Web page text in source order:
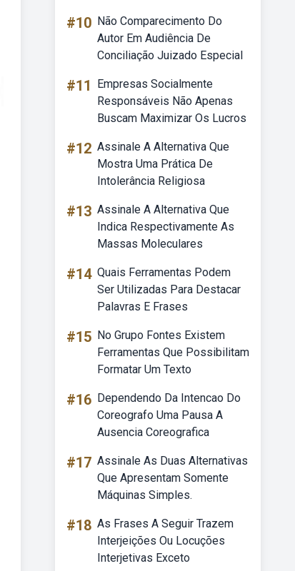
#10 Não Comparecimento Do
Autor Em Audiência De
Conciliação Juizado Especial
#11
Empresas Socialmente
Responsáveis Não Apenas
Buscam Maximizar Os Lucros
#12 Assinale A Alternativa Que
Mostra Uma Prática De
Intolerância Religiosa
#13 Assinale A Alternativa Que
Indica Respectivamente As
Massas Moleculares
#14 Quais Ferramentas Podem
Ser Utilizadas Para Destacar
Palavras E Frases
#15 No Grupo Fontes Existem
Ferramentas Que Possibilitam
Formatar Um Texto
#16 Dependendo Da Intencao Do
Coreografo Uma Pausa A
Ausencia Coreografica
#17 Assinale As Duas Alternativas
Que Apresentam Somente
Máquinas Simples.
#18 As Frases A Seguir Trazem
Interjeições Ou Locuções
Interjetivas Exceto